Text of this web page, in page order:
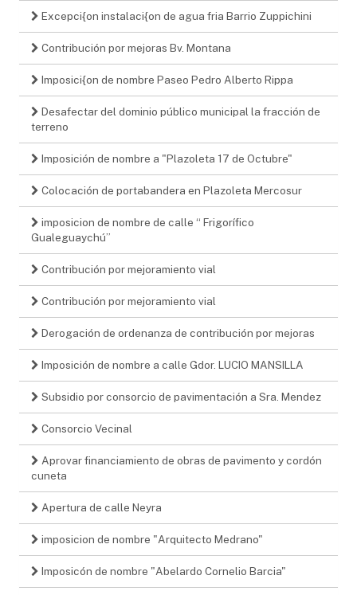
Excepci{on instalaci{on de agua fria Barrio Zuppichini
Contribución por mejoras Bv. Montana
Imposici{on de nombre Paseo Pedro Alberto Rippa
Desafectar del dominio público municipal la fracción de
terreno
Imposición de nombre a "Plazoleta 17 de Octubre"
Colocación de portabandera en Plazoleta Mercosur
imposicion de nombre de calle “ Frigorífico
Gualeguaychú”
Contribución por mejoramiento vial
Contribución por mejoramiento vial
Derogación de ordenanza de contribución por mejoras
Imposición de nombre a calle Gdor. LUCIO MANSILLA
Subsidio por consorcio de pavimentación a Sra. Mendez
Consorcio Vecinal
Aprovar financiamiento de obras de pavimento y cordón
cuneta
Apertura de calle Neyra
imposicion de nombre "Arquitecto Medrano"
Imposicón de nombre "Abelardo Cornelio Barcia"